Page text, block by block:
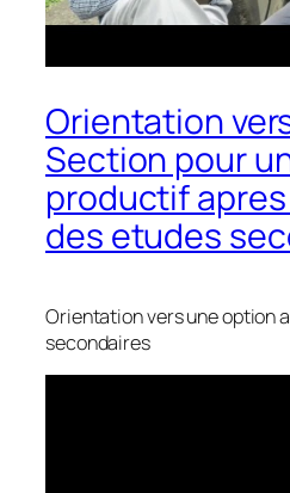
Orientation
Section pour
productif
des etudes
Orientation vers une option
secondaires